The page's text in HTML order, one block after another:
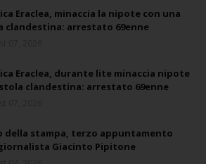
Eraclea, minaccia la nipote con una
clandestina: arrestato 69enne
Eraclea, durante lite minaccia nipote
clandestina: arrestato 69enne
della stampa, terzo appuntamento
Giacinto Pipitone